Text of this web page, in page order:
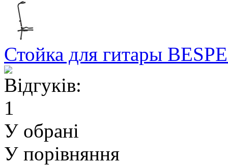
Стойка для гитары
У обрані
У порівняння